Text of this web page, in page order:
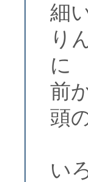
細
り
に
前
頭
い